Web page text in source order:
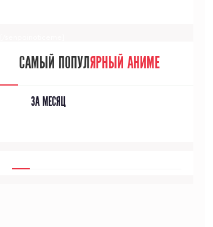
САМЫЙ ПОПУЛЯРНЫЙ АНИМЕ
ЗА МЕСЯЦ